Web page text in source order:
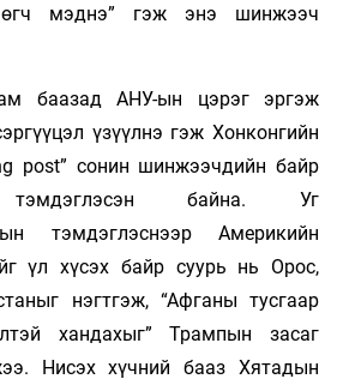
өгч мэднэ” гэж энэ шинжээч
баазад АНУ-ын цэрэг эргэж
үзүүлнэ гэж Хонконгийн
post” сонин шинжээчдийн байр
тэмдэглэсэн байна. Уг
тэмдэглэснээр Америкийн
үл хүсэх байр суурь нь Орос,
нэгтгэж, “Афганы тусгаар
хандахыг” Трампын засаг
Нисэх хүчний бааз Хятадын